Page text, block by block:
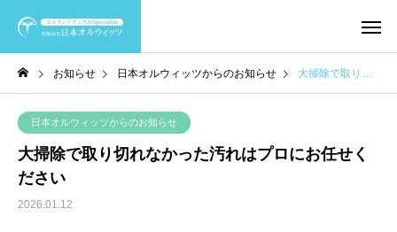
お知らせ 日本オルウィッツからのお知らせ 大掃除で取り切れなかった汚れはプロにお任せください
日本オルウィッツからのお知らせ
大掃除で取り切れなかった汚れはプロにお任せく
ださい
2026.01.12